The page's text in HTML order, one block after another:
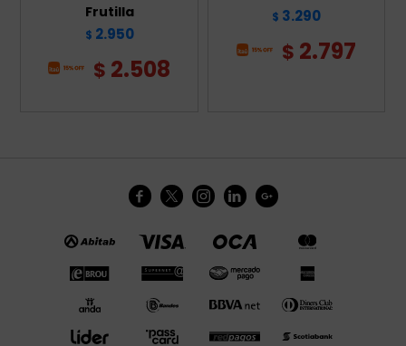
Frutilla
$ 2.950
$ 2.508
$ 3.290
$ 2.797
    